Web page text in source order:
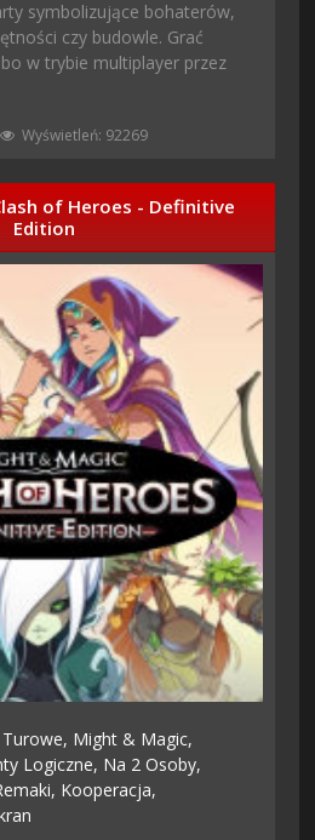
symbolizujące bohaterów,
czy budowle. Grać
w trybie multiplayer przez
Wyświetleń: 92269
of Heroes - Definitive
Edition
Turowe, Might & Magic,
Logiczne, Na 2 Osoby,
Kooperacja,